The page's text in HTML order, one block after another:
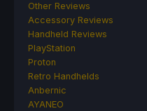
Other Reviews
Accessory Reviews
Handheld Reviews
PlayStation
Proton
Retro Handhelds
Anbernic
AYANEO